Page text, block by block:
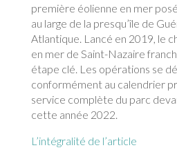
première éolienne en mer
au large de la presqu’île de
Atlantique. Lancé en 2019, le
en mer de Saint-Nazaire
étape clé. Les opérations se
conformément au calendrier
service complète du parc
cette année 2022.
L’intégralité de l’article